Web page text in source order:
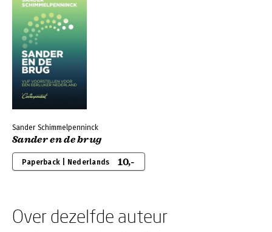
Sander Schimmelpenninck
Sander en de brug
Paperback | Nederlands 10,-
Over dezelfde auteur